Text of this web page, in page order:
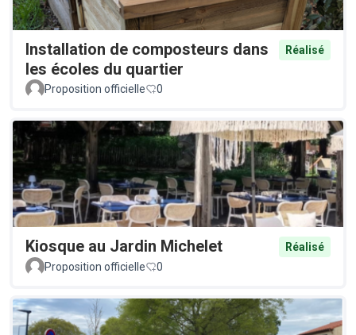
Installation de composteurs dans
les écoles du quartier
Réalisé
Proposition officielle 0
Kiosque au Jardin Michelet
Réalisé
Proposition officielle
0